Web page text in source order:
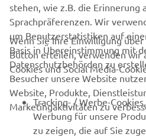
RACING NEWS
GYTR®
BEKLEIDUNG
CORPORATE
stehen, wie z.B. die Erinnerung
Sprachpräferenzen. Wir
um Benutzerstatistiken auf
Basis in Übereinstimmung mit
Datenschutzbehörden zu
Besucher unsere Website
Website, Produkte,
Marketingaktivitäten zu
Wenn Sie Ihre Einwilligung
Button erteilen, verwenden wir
Cookies und Social Media-
Tracking- / Werbe-
Werbung für unsere
zu zeigen, die auf Sie